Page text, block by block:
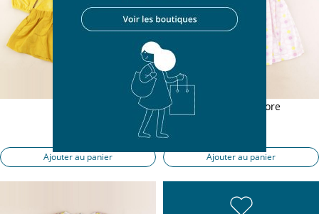
Ajouter au panier
robe multicolore
Ajouter au panier